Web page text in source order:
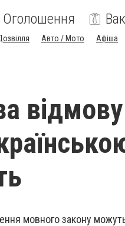
Оголошення
Авто / Мото Афіша
мовного закону